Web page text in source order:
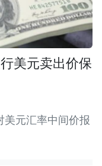
美元卖出价保
美元汇率中间价报